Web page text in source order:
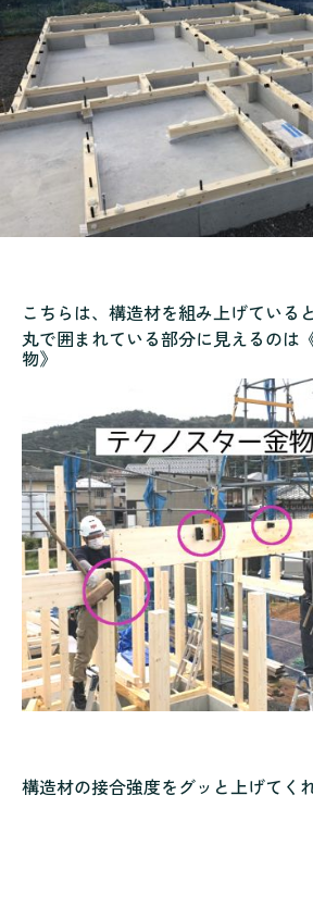
こちらは、構造材を組み上げている
丸で囲まれている部分に見えるのは
物》
構造材の接合強度をグッと上げてく